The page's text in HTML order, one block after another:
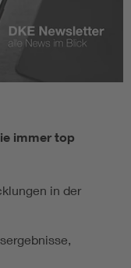
immer top
in der